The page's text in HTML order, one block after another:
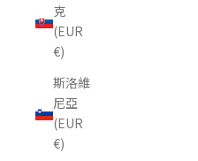
克
(EUR
€)
斯洛維
尼亞
(EUR
€)